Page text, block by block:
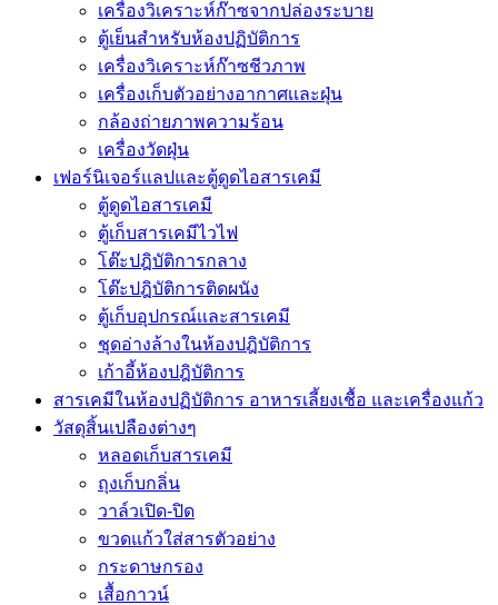
เครื่องวิเคราะห์ก๊าซจากปล่องระบาย
ตู้เย็นสำหรับห้องปฏิบัติการ
เครื่องวิเคราะห์ก๊าซชีวภาพ
เครื่องเก็บตัวอย่างอากาศเเละฝุ่น
กล้องถ่ายภาพความร้อน
เครื่องวัดฝุ่น
เฟอร์นิเจอร์แลปและตู้ดูดไอสารเคมี
ตู้ดูดไอสารเคมี
ตู้เก็บสารเคมีไวไฟ
โต๊ะปฎิบัติการกลาง
โต๊ะปฎิบัติการติดผนัง
ตู้เก็บอุปกรณ์เเละสารเคมี
ชุดอ่างล้างในห้องปฎิบัติการ
เก้าอี้ห้องปฎิบัติการ
สารเคมีในห้องปฏิบัติการ อาหารเลี้ยงเชื้อ และเครื่องแก้ว
วัสดุสิ้นเปลืองต่างๆ
หลอดเก็บสารเคมี
ถุงเก็บกลิ่น
วาล์วเปิด-ปิด
ขวดแก้วใส่สารตัวอย่าง
กระดาษกรอง
เสื้อกาวน์